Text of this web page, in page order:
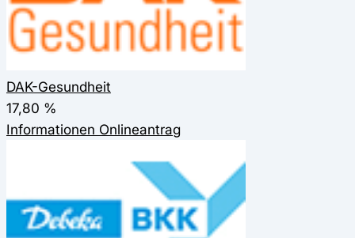
DAK-Gesundheit
17,80 %
Informationen Onlineantrag